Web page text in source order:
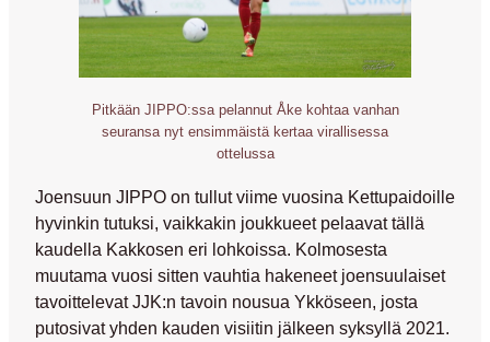
Pitkään JIPPO:ssa pelannut Åke kohtaa vanhan
seuransa nyt ensimmäistä kertaa virallisessa
ottelussa
Joensuun JIPPO on tullut viime vuosina Kettupaidoille
hyvinkin tutuksi, vaikkakin joukkueet pelaavat tällä
kaudella Kakkosen eri lohkoissa. Kolmosesta
muutama vuosi sitten vauhtia hakeneet joensuulaiset
tavoittelevat JJK:n tavoin nousua Ykköseen, josta
putosivat yhden kauden visiitin jälkeen syksyllä 2021.